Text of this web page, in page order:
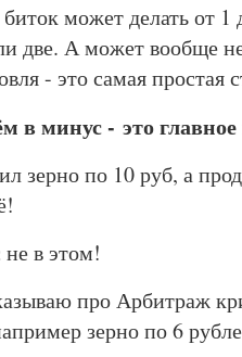
может делать от
две. А может вообще
- это самая простая
в минус - это главное
зерно по 10 руб, а
в этом!
про Арбитраж
зерно по 6